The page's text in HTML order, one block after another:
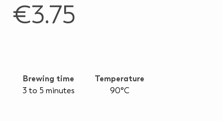
€3.75
Brewing time
3 to 5 minutes
Temperature
90°C